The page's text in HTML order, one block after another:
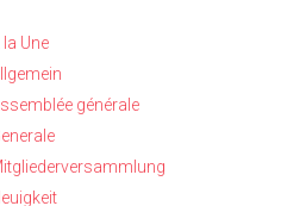
la Une
générale